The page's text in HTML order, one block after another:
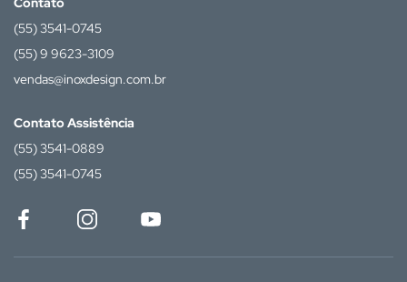
(55) 3541-0745
(55) 9 9623-3109
vendas@inoxdesign.com.br
Contato Assistência
(55) 3541-0889
(55) 3541-0745